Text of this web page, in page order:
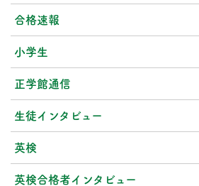
合格速報
小学生
正学館通信
生徒インタビュー
英検
英検合格者インタビュー